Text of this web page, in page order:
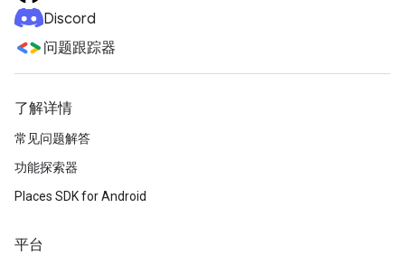
Discord
问题跟踪器
了解详情
常见问题解答
功能探索器
Places SDK for Android
平台